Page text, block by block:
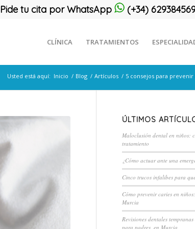
Pide tu cita por WhatsApp (+34)
CLÍNICA TRATAMIENTOS
Usted está aquí: Inicio / Blog / Artículos / 5 consejos para
ÚLTIMOS
Maloclusión dental en niños:
tratamiento
¿Cómo actuar ante una
Cinco trucos infalibes para
Cómo prevenir caries en
Murcia
Revisiones dentales
para padres, en Murcia